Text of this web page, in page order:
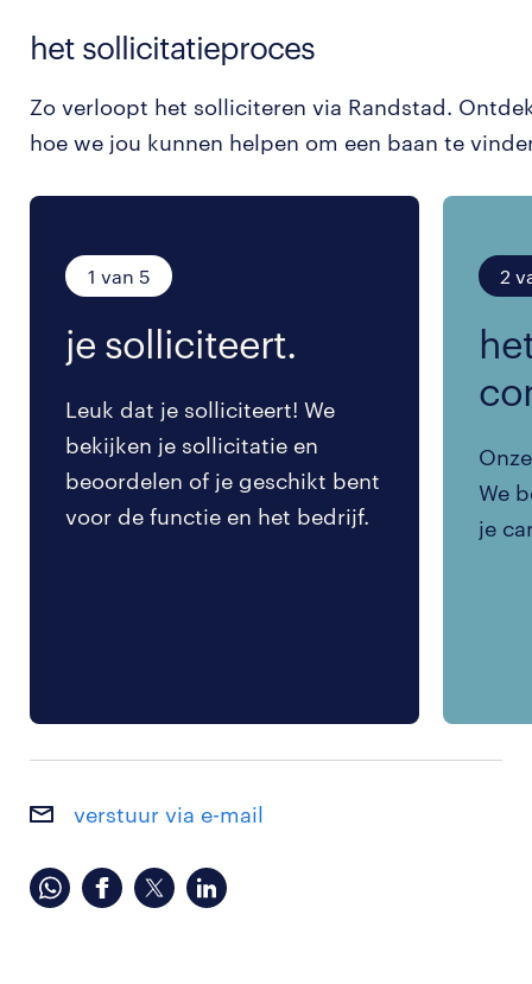
het sollicitatieproces
Zo verloopt het solliciteren via Randstad.
hoe we jou kunnen helpen om een baan te
1 van 5
je solliciteert.
Leuk dat je solliciteert! We
bekijken je sollicitatie en
beoordelen of je geschikt bent
voor de functie en het bedrijf.
2
We
je
verstuur via e-mail